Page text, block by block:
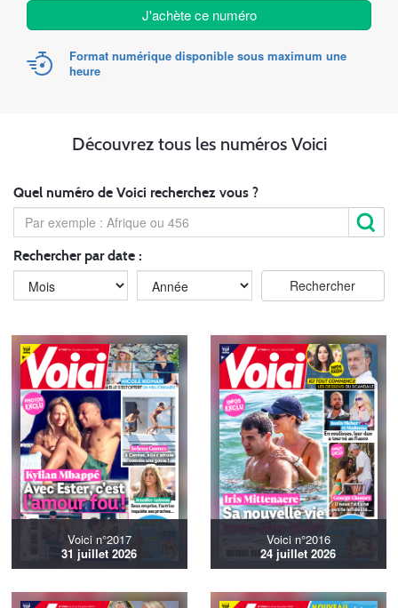
J'achète ce numéro
Format numérique disponible sous maximum une
heure
Découvrez tous les numéros Voici
Quel numéro de Voici recherchez vous ?
Rechercher par date :
Voici n°2017
31 juillet 2026
Voici n°2016
24 juillet 2026